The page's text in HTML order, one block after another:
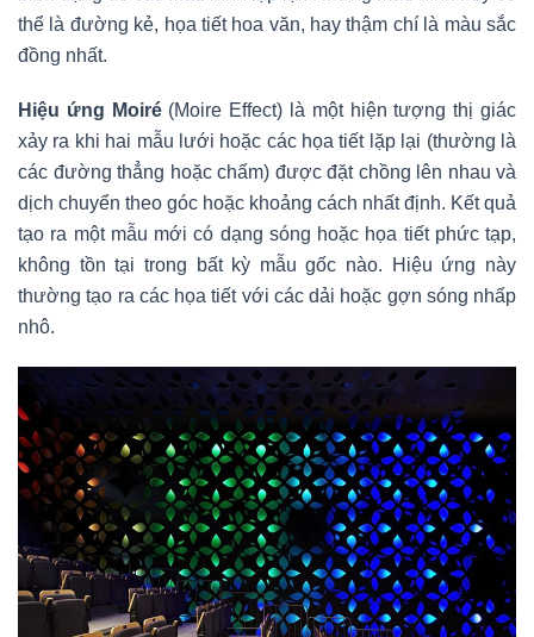
thể là đường kẻ, họa tiết hoa văn, hay thậm chí là màu sắc
đồng nhất.
Hiệu ứng Moiré(Moire Effect) là một hiện tượng thị giác
xảy ra khi hai mẫu lưới hoặc các họa tiết lặp lại (thường là
các đường thẳng hoặc chấm) được đặt chồng lên nhau và
dịch chuyển theo góc hoặc khoảng cách nhất định. Kết quả
tạo ra một mẫu mới có dạng sóng hoặc họa tiết phức tạp,
không tồn tại trong bất kỳ mẫu gốc nào. Hiệu ứng này
thường tạo ra các họa tiết với các dải hoặc gợn sóng nhấp
nhô.